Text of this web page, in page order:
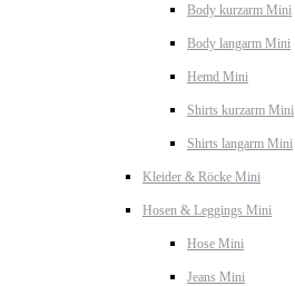
Body kurzarm Mini
Body langarm Mini
Hemd Mini
Shirts kurzarm Mini
Shirts langarm Mini
Kleider & Röcke Mini
Hosen & Leggings Mini
Hose Mini
Jeans Mini